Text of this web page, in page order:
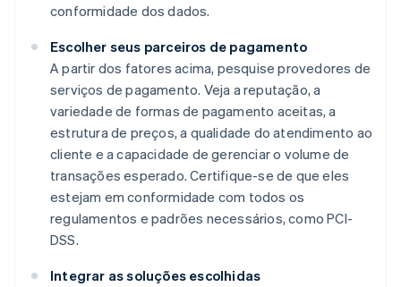
conformidade dos dados.
Escolher seus parceiros de pagamento
A partir dos fatores acima, pesquise provedores de
serviços de pagamento. Veja a reputação, a
variedade de formas de pagamento aceitas, a
estrutura de preços, a qualidade do atendimento ao
cliente e a capacidade de gerenciar o volume de
transações esperado. Certifique-se de que eles
estejam em conformidade com todos os
regulamentos e padrões necessários, como PCI-
DSS.
Integrar as soluções escolhidas